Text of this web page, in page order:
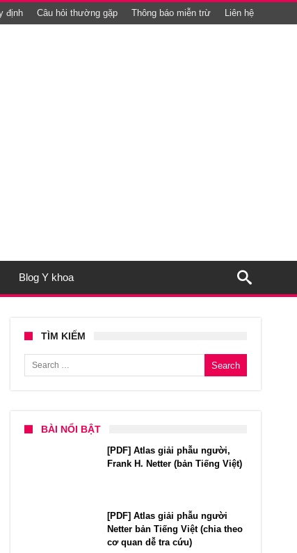
định Câu hỏi thường gặp Thông báo miễn trừ Liên hệ
Blog Y khoa
TÌM KIẾM
Search for:
BÀI NỔI BẬT
[PDF] Atlas giải phẫu người,
Frank H. Netter (bản Tiếng Việt)
[PDF] Atlas giải phẫu người
Netter bản Tiếng Việt (chia theo
cơ quan dễ tra cứu)